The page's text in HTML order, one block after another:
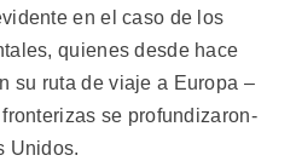
en el caso de los
quienes desde hace
su ruta de viaje a Europa –
se profundizaron-
Unidos.